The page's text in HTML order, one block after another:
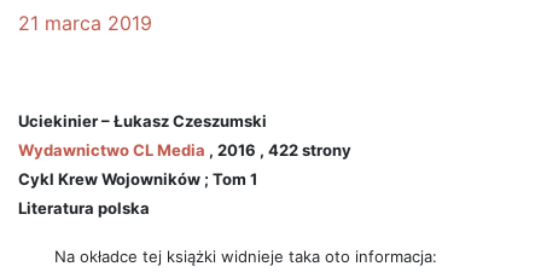
21 marca 2019
Uciekinier – Łukasz Czeszumski
Wydawnictwo CL Media , 2016 , 422 strony
Cykl Krew Wojowników ; Tom 1
Literatura polska
Na okładce tej książki widnieje taka oto informacja: